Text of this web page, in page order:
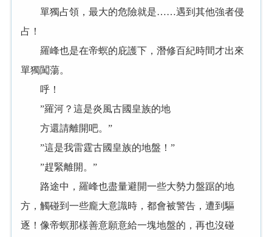
單獨占領，最大的危險就是……遇到其他強者侵
占！
羅峰也是在帝螟的庇護下，潛修百紀時間才出來
單獨闖蕩。
呼！
”羅河？這是炎風古國皇族的地
方還請離開吧。”
”這是我雷霆古國皇族的地盤！”
”趕緊離開。”
路途中，羅峰也盡量避開一些大勢力盤踞的地
方，觸碰到一些龐大意識時，都會被警告，遭到驅
逐！像帝螟那樣善意願意給一塊地盤的，再也沒碰